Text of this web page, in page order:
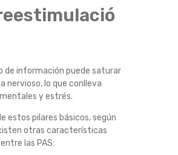
de información puede saturar
nervioso, lo que conlleva
y estrés.
estos pilares básicos, según
otras características
las PAS: